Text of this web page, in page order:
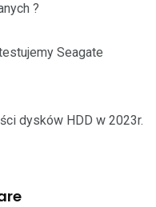
?
Seagate
dysków HDD w 2023r.